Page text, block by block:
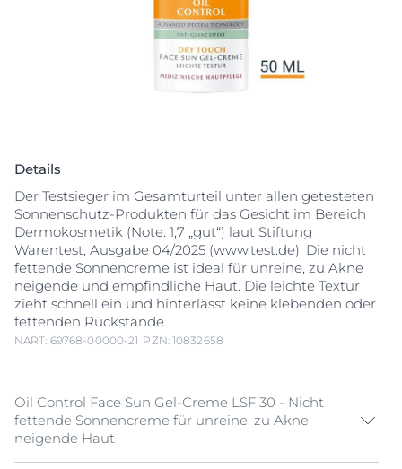
Details
Der Testsieger im Gesamturteil unter allen getesteten
Sonnenschutz-Produkten für das Gesicht im Bereich
Dermokosmetik (Note: 1,7 „gut“) laut Stiftung
Warentest, Ausgabe 04/2025 (www.test.de). Die nicht
fettende Sonnencreme ist ideal für unreine, zu Akne
neigende und empfindliche Haut. Die leichte Textur
zieht schnell ein und hinterlässt keine klebenden oder
fettenden Rückstände.
NART: 69768-00000-21 PZN: 10832658
Oil Control Face Sun Gel-Creme LSF 30 - Nicht
fettende Sonnencreme für unreine, zu Akne
neigende Haut